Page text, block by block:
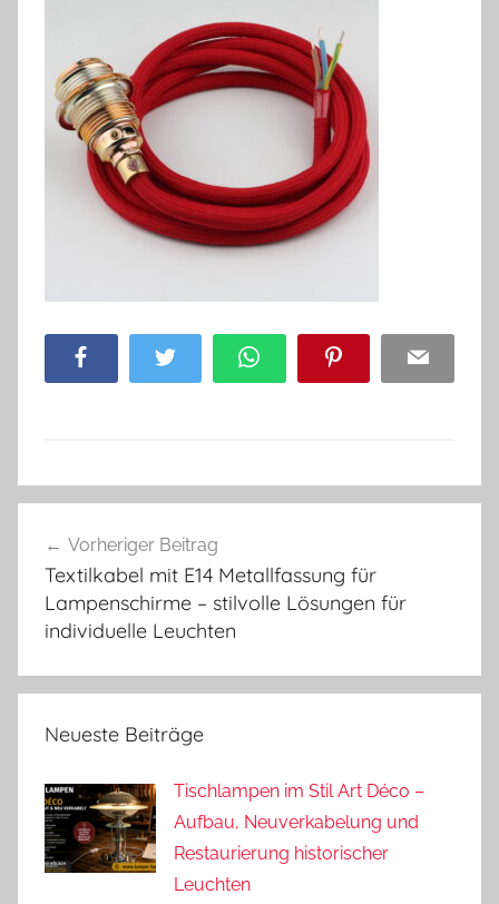
Facebook Twitter WhatsApp Pinterest Email
Vorheriger Beitrag
Textilkabel mit E14 Metallfassung für
Lampenschirme – stilvolle Lösungen für
individuelle Leuchten
Neueste Beiträge
Tischlampen im Stil Art Déco –
Aufbau, Neuverkabelung und
Restaurierung historischer
Leuchten